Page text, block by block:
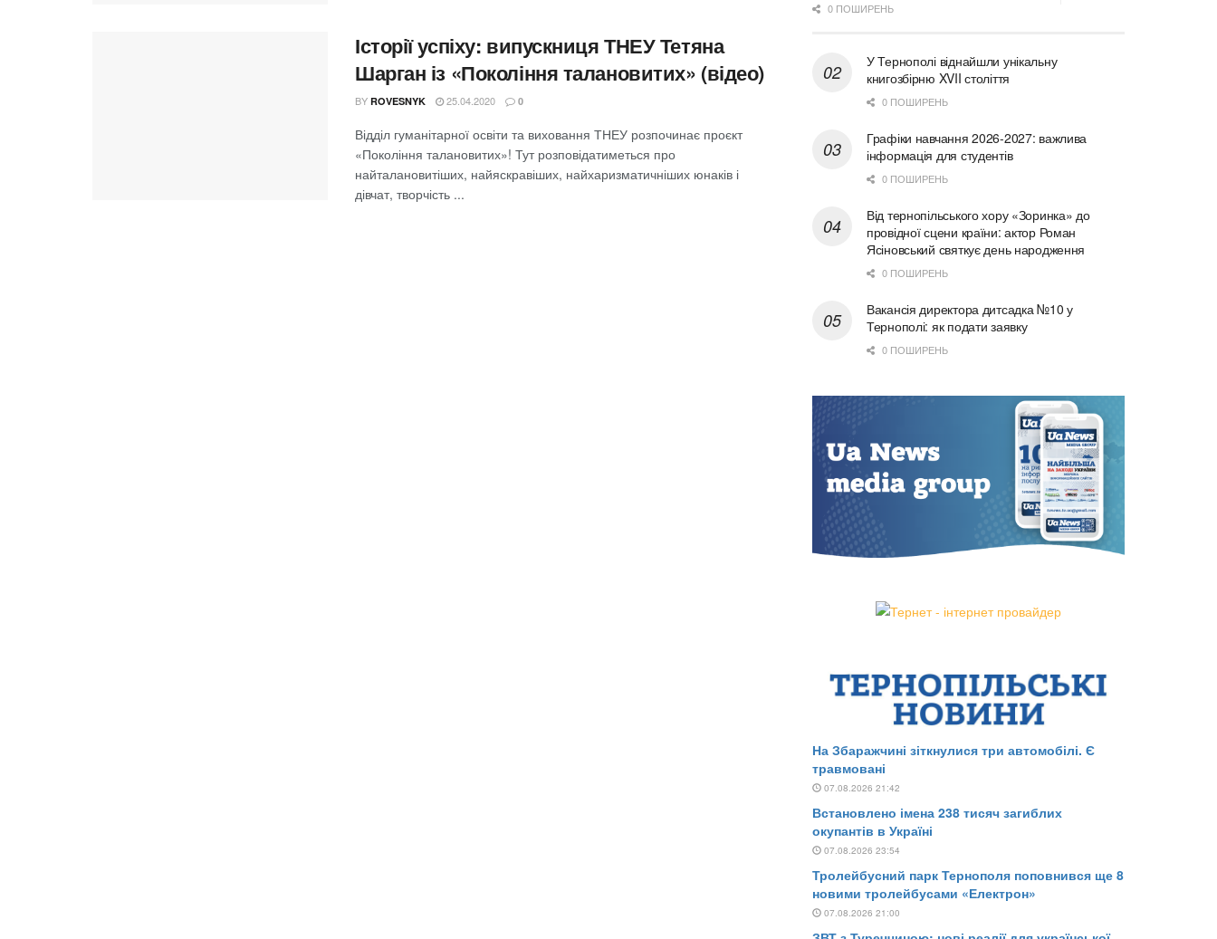
Історії успіху: випускниця ТНЕУ Тетяна
Шарган із «Покоління талановитих» (відео)
BY ROVESNYK 25.04.2020 0
Відділ гуманітарної освіти та виховання ТНЕУ розпочинає проєкт
«Покоління талановитих»! Тут розповідатиметься про
найталановитіших, найяскравіших, найхаризматичніших юнаків і
дівчат, творчість ...
0 ПОШИРЕНЬ
У Тернополі віднайшли унікальну
книгозбірню XVII століття
0 ПОШИРЕНЬ
Графіки навчання 2026-2027: важлива
інформація для студентів
0 ПОШИРЕНЬ
Від тернопільського хору «Зоринка» до
провідної сцени країни: актор Роман
Ясіновський святкує день народження
0 ПОШИРЕНЬ
Вакансія директора дитсадка №10 у
Тернополі: як подати заявку
0 ПОШИРЕНЬ